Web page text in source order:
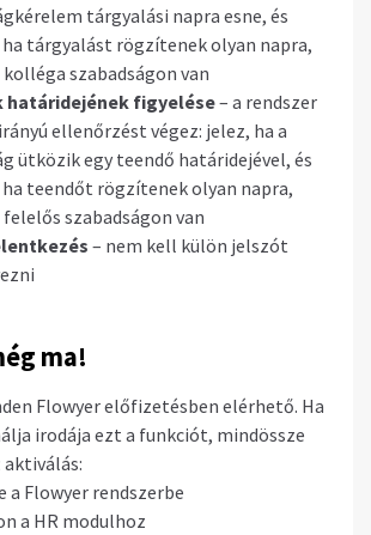
tárgyalási napra esne, és
tárgyalást rögzítenek olyan napra,
szabadságon van
határidejének figyelése– a rendszer
ellenőrzést végez: jelez, ha a
ütközik egy teendő határidejével, és
teendőt rögzítenek olyan napra,
szabadságon van
– nem kell külön jelszót
ma!
Flowyer előfizetésben elérhető. Ha
irodája ezt a funkciót, mindössze
aktiválás:
a Flowyer rendszerbe
a HR modulhoz